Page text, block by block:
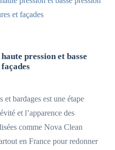
pression et basse
et bardages est une étape
et l’apparence des
comme Nova Clean
en France pour redonner